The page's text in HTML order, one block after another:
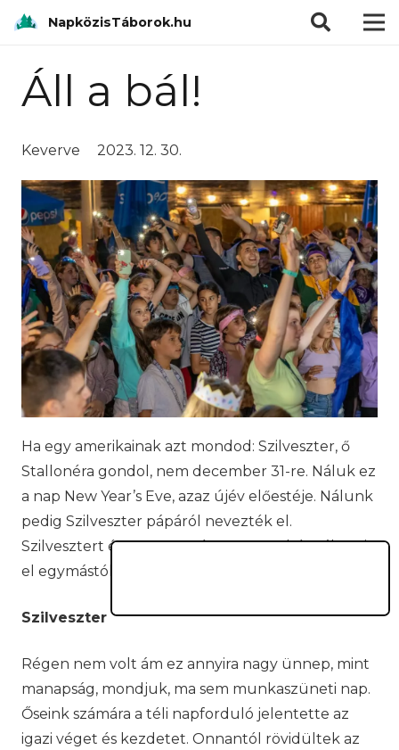
NapközisTáborok.hu
Áll a bál!
Keverve 2023. 12. 30.
Ha egy amerikainak azt mondod: Szilveszter, ő
Stallonéra gondol, nem december 31-re. Náluk ez
a nap New Year’s Eve, azaz újév előestéje. Nálunk
pedig Szilveszter pápáról nevezték el.
Szilvesztert és a szentestét pont egy hét választja
el egymástól.
Szilveszter
Régen nem volt ám ez annyira nagy ünnep, mint
manapság, mondjuk, ma sem munkaszüneti nap.
Őseink számára a téli napforduló jelentette az
igazi véget és kezdetet. Onnantól rövidültek az